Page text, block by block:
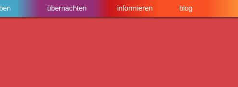
übernachten informieren blog